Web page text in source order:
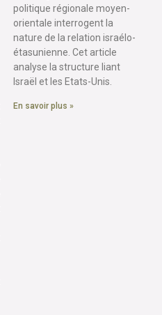
politique régionale moyen-
orientale interrogent la
nature de la relation israélo-
étasunienne. Cet article
analyse la structure liant
Israël et les Etats-Unis.
En savoir plus »